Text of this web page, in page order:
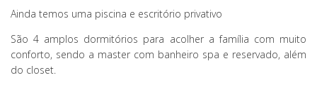
Ainda temos uma piscina e escritório privativo
São 4 amplos dormitórios para acolher a família com muito
conforto, sendo a master com banheiro spa e reservado, além
do closet.